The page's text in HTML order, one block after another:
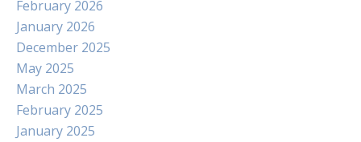
February 2026
January 2026
December 2025
May 2025
March 2025
February 2025
January 2025